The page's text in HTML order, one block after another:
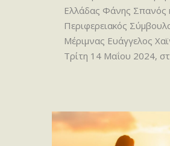
Ελλάδας Φάνης Σπανός
Περιφερειακός
Μέριμνας Ευάγγελος
Τρίτη 14 Μαΐου 2024,